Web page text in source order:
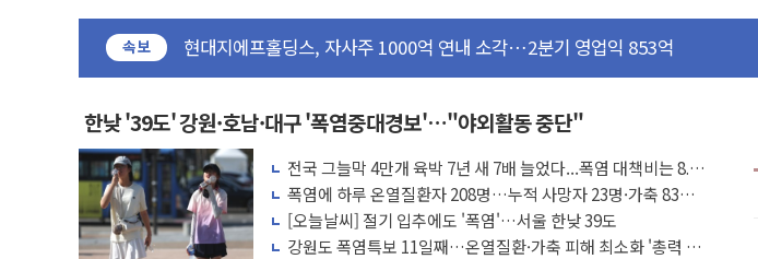
속보
현대지에프홀딩스, 자사주 1000억 연내 소각…2분기 영업익 853억
관광객 3000만명 목표인데…외국인 숙박 부가세 환급 앞당겨 종료
[뉴스핌 이 시각 PICK] 축구협회 성접대 기간, 대표팀 무패 外
美 정보 당국 "푸틴, 몇 년 내 NATO 결속력 시험하려 한정적 침공 가능성"
인도, 바이오가스 생산에 3.5조원 투입키로...'에너지 자립' 일환
서울시, 정비사업으로 주택 36% 늘었다...공급부족 전 시장 규제 탓 커
신인류콘텐츠, 핀란드 AI 기업 Audission Oy와 운영 파트너십 체결
"일부 존치" vs "전면 개발"…서리풀2구역 갈등, 협의 테이블에
한낮 '39도' 강원·호남·대구 '폭염중대경보'…"야외활동 중단"
전국 그늘막 4만개 육박 7년 새 7배 늘었다...폭염 대책비는 8.6
배 증가
폭염에 하루 온열질환자 208명…누적 사망자 23명·가축 83만
마리 폐사
[오늘날씨] 절기 입추에도 '폭염'…서울 한낮 39도
강원도 폭염특보 11일째…온열질환·가축 피해 최소화 '총력 대